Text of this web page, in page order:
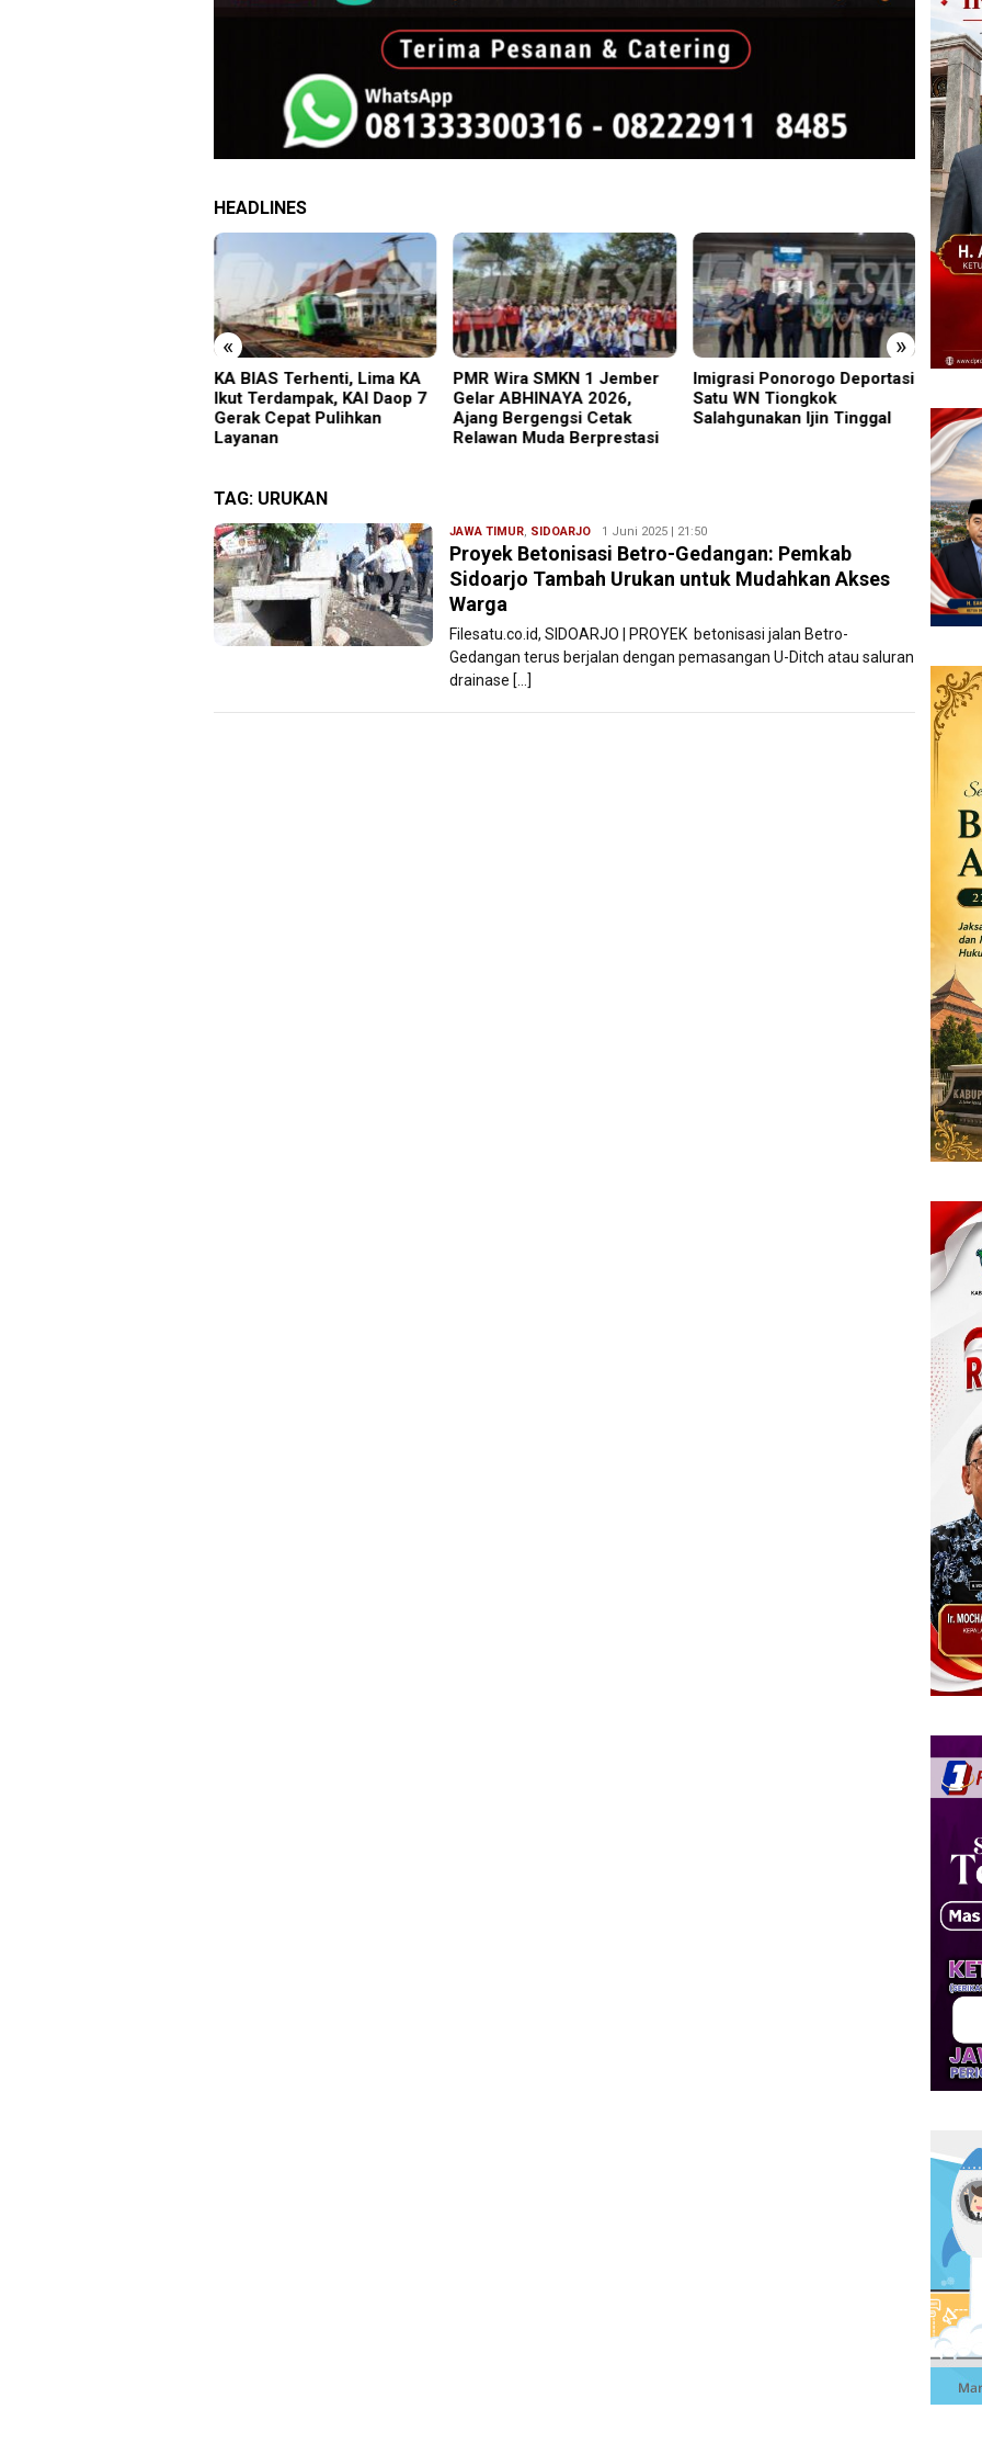
HEADLINES
« »
KA BIAS Terhenti, Lima KA
Ikut Terdampak, KAI Daop 7
Gerak Cepat Pulihkan
Layanan
PMR Wira SMKN 1 Jember
Gelar ABHINAYA 2026,
Ajang Bergengsi Cetak
Relawan Muda Berprestasi
Imigrasi Ponorogo Deportasi
Satu WN Tiongkok
Salahgunakan Ijin Tinggal
TAG: URUKAN
JAWA TIMUR, SIDOARJO Ryan
Karawang
1 Juni 2025 | 21:50
Proyek Betonisasi Betro-Gedangan: Pemkab
Sidoarjo Tambah Urukan untuk Mudahkan Akses
Warga
Filesatu.co.id, SIDOARJO | PROYEK betonisasi jalan Betro-
Gedangan terus berjalan dengan pemasangan U-Ditch atau saluran
drainase […]